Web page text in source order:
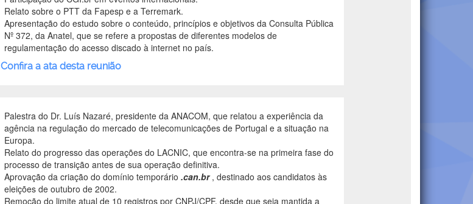
Relato sobre o PTT da Fapesp e a Terremark.
Apresentação do estudo sobre o conteúdo, princípios e objetivos da Consulta Pública
Nº 372, da Anatel, que se refere a propostas de diferentes modelos de
regulamentação do acesso discado à internet no país.
Confira a ata desta reunião
Palestra do Dr. Luís Nazaré, presidente da ANACOM, que relatou a experiência da
agência na regulação do mercado de telecomunicações de Portugal e a situação na
Europa.
Relato do progresso das operações do LACNIC, que encontra-se na primeira fase do
processo de transição antes de sua operação definitiva.
Aprovação da criação do domínio temporário .can.br , destinado aos candidatos às
eleições de outubro de 2002.
Remoção do limite atual de 10 registros por CNPJ/CPF, desde que seja mantida a